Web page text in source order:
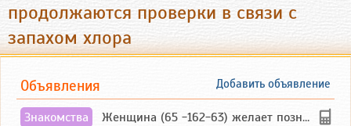
продолжаются проверки в связи с
запахом хлора
Добавить объявление
Объявления
Знакомства Женщина (65 -162-63) желает познакомиться с одиноким, добродушным, без вредных ...